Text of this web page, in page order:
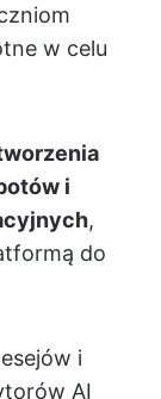
w celu
i
,
do
i
AI